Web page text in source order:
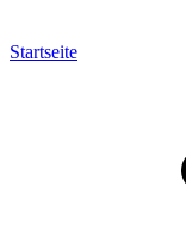
Startseite